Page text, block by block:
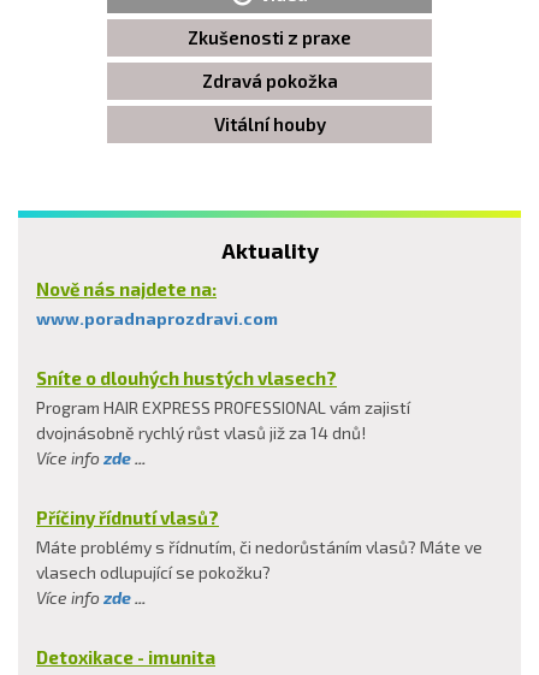
Zkušenosti z praxe
Zdravá pokožka
Vitální houby
Aktuality
Nově nás najdete na:
www.poradnaprozdravi.com
Sníte o dlouhých hustých vlasech?
Program HAIR EXPRESS PROFESSIONAL vám zajistí
dvojnásobně rychlý růst vlasů již za 14 dnů!
Více info zde...
Příčiny řídnutí vlasů?
Máte problémy s řídnutím, či nedorůstáním vlasů? Máte ve
vlasech odlupující se pokožku?
Více info zde...
Detoxikace - imunita